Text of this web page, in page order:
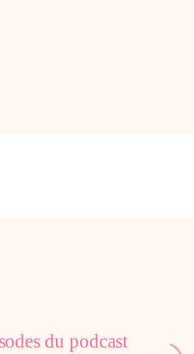
du podcast